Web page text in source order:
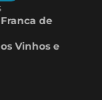
de
Vinhos e